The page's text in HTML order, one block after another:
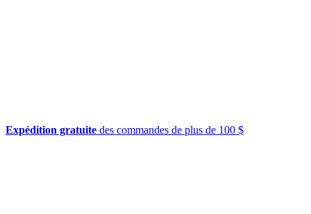
Expédition gratuite des commandes de plus de 100 $